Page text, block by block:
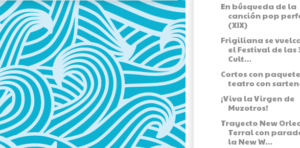
En búsqueda de la
canción pop
(XIX)
Frigiliana se
el Festival de las
Cult...
Cortos con
teatro con
¡Viva la Virgen de
Muzotros!
Trayecto New
Terral con
la New W...